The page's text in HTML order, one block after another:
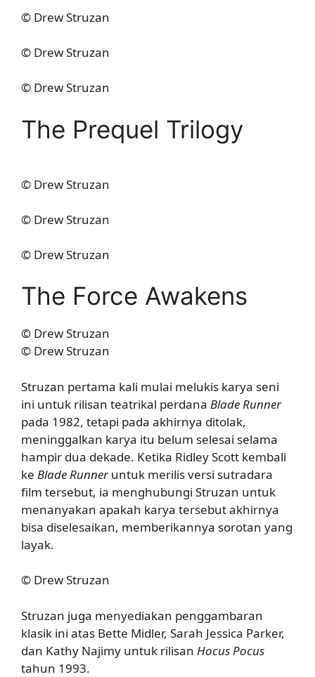
© Drew Struzan
© Drew Struzan
© Drew Struzan
The Prequel Trilogy
© Drew Struzan
© Drew Struzan
© Drew Struzan
The Force Awakens
© Drew Struzan
© Drew Struzan
Struzan pertama kali mulai melukis karya seni
ini untuk rilisan teatrikal perdana Blade Runner
pada 1982, tetapi pada akhirnya ditolak,
meninggalkan karya itu belum selesai selama
hampir dua dekade. Ketika Ridley Scott kembali
ke Blade Runneruntuk merilis versi sutradara
film tersebut, ia menghubungi Struzan untuk
menanyakan apakah karya tersebut akhirnya
bisa diselesaikan, memberikannya sorotan yang
layak.
© Drew Struzan
Struzan juga menyediakan penggambaran
klasik ini atas Bette Midler, Sarah Jessica Parker,
dan Kathy Najimy untuk rilisan Hocus Pocus
tahun 1993.